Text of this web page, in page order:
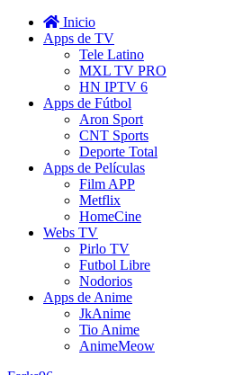
Inicio
Apps de TV
Tele Latino
MXL TV PRO
HN IPTV 6
Apps de Fútbol
Aron Sport
CNT Sports
Deporte Total
Apps de Películas
Film APP
Metflix
HomeCine
Webs TV
Pirlo TV
Futbol Libre
Nodorios
Apps de Anime
JkAnime
Tio Anime
AnimeMeow